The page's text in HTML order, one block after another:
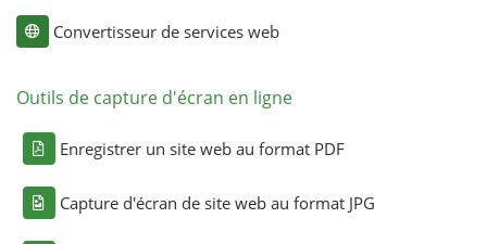
Convertisseur de services web
Outils de capture d'écran en ligne
Enregistrer un site web au format PDF
Capture d'écran de site web au format JPG